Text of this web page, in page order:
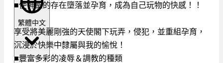
繁體中文
■使神聖的存在墮落並孕育，成為自己玩物的快感！！
享受將美麗剛強的天使閣下玩弄，侵犯，並重組孕育，
沉浸於快樂中隸屬與我的愉悅！
■豐富多彩的凌辱＆調教的種類